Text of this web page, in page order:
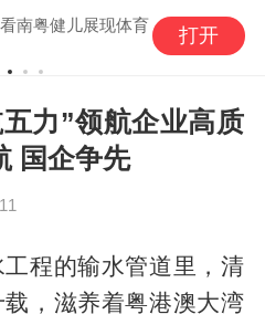
南粤健儿展现体育
打开
力”领航企业高质
国企争先
程的输水管道里，清
，滋养着粤港澳大湾